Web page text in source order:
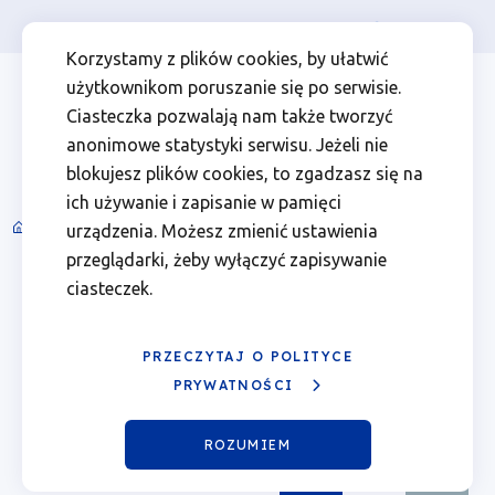
Korzystamy z plików cookies, by ułatwić
użytkownikom poruszanie się po serwisie.
Ciasteczka pozwalają nam także tworzyć
anonimowe statystyki serwisu. Jeżeli nie
blokujesz plików cookies, to zgadzasz się na
ich używanie i zapisanie w pamięci
urządzenia. Możesz zmienić ustawienia
przeglądarki, żeby wyłączyć zapisywanie
ciasteczek.
PRZECZYTAJ O POLITYCE
PRYWATNOŚCI
ROZUMIEM
Kalendarz
wydarzeń
24.06.2026
Europejskie
Wielkopolski
Przejdź
głównej
nawigacji
Przejdź
wyszukiwarki
Przejdź
zawartości
strony
Przejdź
stopki
Menu
Header
Top
Osoba prywatna Firma
Menu
top
left
Ścieżka
nawigacyjna
Spotkania informacyjne i wydarzenia
Śr. Czw. Pt.
01
04 05 06
Pokaż
07Sierpień
08